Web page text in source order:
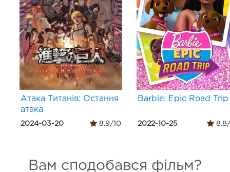
Атака Титанів: Остання
атака
2024-03-20 8.9/10
Barbie: Epic Road Trip
2022-10-25 8.8/
Вам сподобався фільм?